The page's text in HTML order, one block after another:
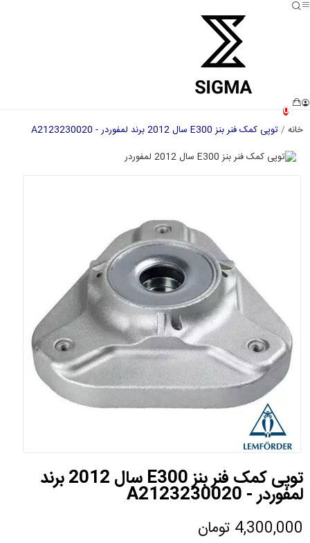
0
خانه
توپی کمک فنر بنز E300 سال 2012 برند لمفوردر - A2123230020
توپی کمک فنر بنز E300 سال 2012 برند
لمفوردر - A2123230020
4,300,000 تومان